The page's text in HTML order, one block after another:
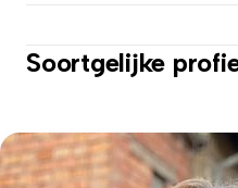
Soortgelijke